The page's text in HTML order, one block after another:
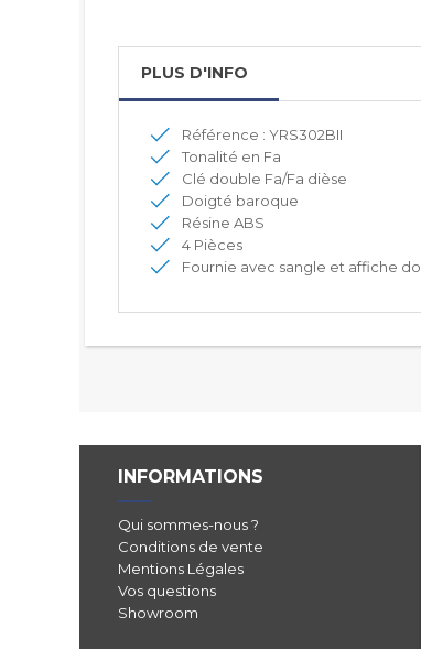
PLUS D'INFO
Référence : YRS302BII
Tonalité en Fa
Clé double Fa/Fa dièse
Doigté baroque
Résine ABS
4 Pièces
Fournie avec sangle et affiche
INFORMATIONS
Qui sommes-nous ?
Conditions de vente
Mentions Légales
Vos questions
Showroom